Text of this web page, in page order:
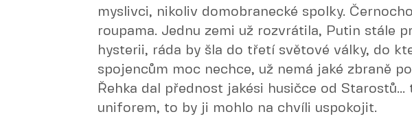
myslivci, nikoliv domobranecké spolky.
roupama. Jednu zemi už rozvrátila, Putin stále
hysterii, ráda by šla do třetí světové války, do
spojencům moc nechce, už nemá jaké zbraně
Řehka dal přednost jakési husičce od Starostů...
uniforem, to by ji mohlo na chvíli uspokojit.